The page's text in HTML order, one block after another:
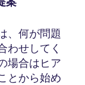
、何が問題
わせしてく
場合はヒア
とから始め